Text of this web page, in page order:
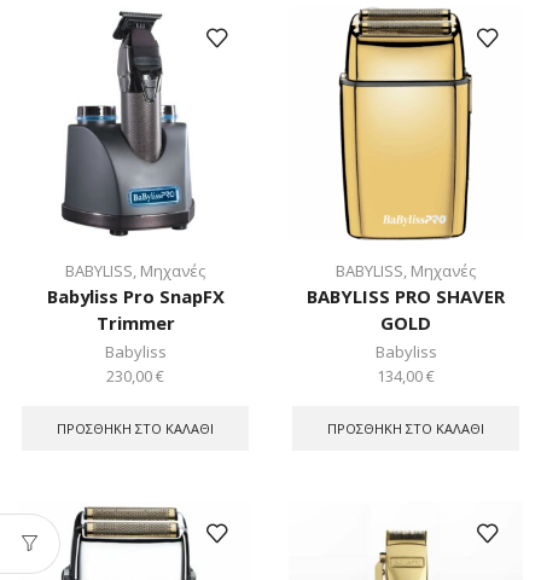
BABYLISS, Μηχανές
Babyliss Pro SnapFX
Trimmer
Babyliss
230,00€
ΠΡΟΣΘΉΚΗ ΣΤΟ ΚΑΛΆΘΙ
BABYLISS, Μηχανές
BABYLISS PRO SHAVER
GOLD
Babyliss
134,00€
ΠΡΟΣΘΉΚΗ ΣΤΟ ΚΑΛΆΘΙ